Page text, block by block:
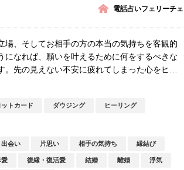
電話占いフェリーチェ
場、そしてお相手の方の本当の気持ちを客観的
になれば、願いを叶えるために何をするべきな
。先の見えない不安に疲れてしまった心をヒー
ットカード ダウジング ヒーリング
出会い 片思い 相手の気持ち 縁結び
愛 復縁・復活愛 結婚 離婚 浮気